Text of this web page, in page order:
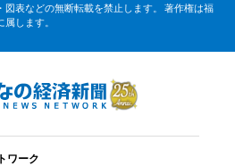
表などの無断転載を禁止します。 著作権は福
します。
ワーク